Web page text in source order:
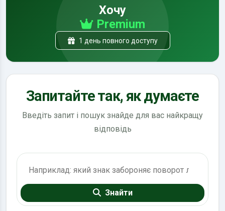
Хочу
Premium
1 день повного доступу
Запитайте так, як думаєте
Введіть запит і пошук знайде для вас найкращу
відповідь
Знайти